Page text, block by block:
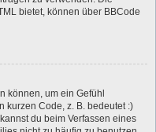
bietet, können über BBCode
können, um ein Gefühl
kurzen Code, z. B. bedeutet :)
du beim Verfassen eines